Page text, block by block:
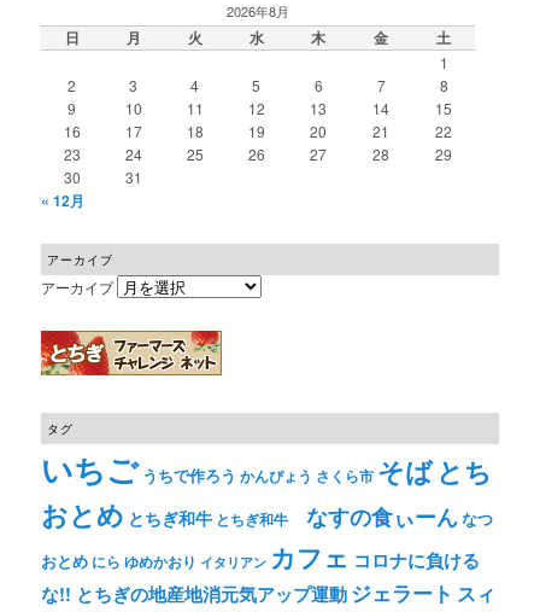
2026年8月
日 月 火 水 木 金 土
1
2
3 4 5 6 7
8
9
10 11 12 13 14
15
16
17 18 19 20 21
22
23
24 25 26 27 28
29
30
31
« 12月
アーカイブ
アーカイブ
タグ
いちご うちで作ろう かんぴょう さくら市 そばとち
おとめ とちぎ和牛 とちぎ和牛 なすの食ぃーんなつ
おとめ にら ゆめかおり イタリアン カフェ コロナに負ける
な!! とちぎの地産地消元気アップ運動ジェラート スィ